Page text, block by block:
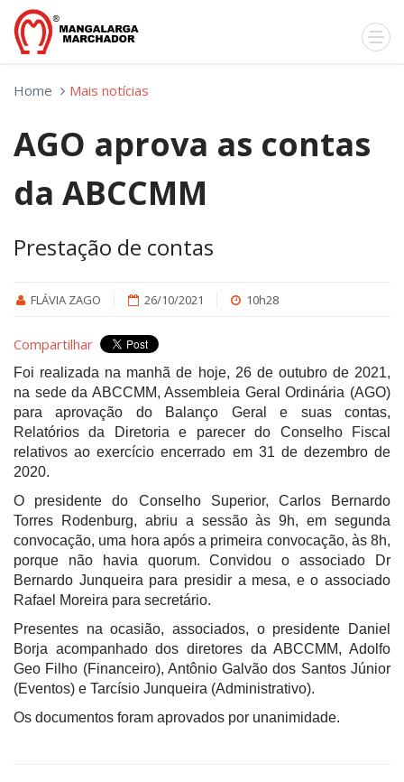
Home Mais notícias
AGO aprova as contas
da ABCCMM
Prestação de contas
FLÁVIA ZAGO 26/10/2021 10h28
Compartilhar
Foi realizada na manhã de hoje, 26 de outubro de 2021,
na sede da ABCCMM, Assembleia Geral Ordinária (AGO)
para aprovação do Balanço Geral e suas contas,
Relatórios da Diretoria e parecer do Conselho Fiscal
relativos ao exercício encerrado em 31 de dezembro de
2020.
O presidente do Conselho Superior, Carlos Bernardo
Torres Rodenburg, abriu a sessão às 9h, em segunda
convocação, uma hora após a primeira convocação, às 8h,
porque não havia quorum. Convidou o associado Dr
Bernardo Junqueira para presidir a mesa, e o associado
Rafael Moreira para secretário.
Presentes na ocasião, associados, o presidente Daniel
Borja acompanhado dos diretores da ABCCMM, Adolfo
Geo Filho (Financeiro), Antônio Galvão dos Santos Júnior
(Eventos) e Tarcísio Junqueira (Administrativo).
Os documentos foram aprovados por unanimidade.